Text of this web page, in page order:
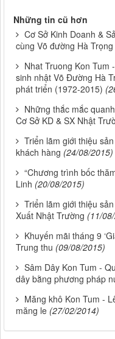
Những tin cũ hơn
Cơ Sở Kinh Doanh &
cùng Võ đường Hà
Nhat Truong Kon
sinh nhật Võ Đường Hà
phát triển (1972-2015)
Những thắc mắc
Cơ Sở KD & SX Nhật
Triển lãm giới thiệu
khách hàng (24/08/2015)
“Chương trình bốc
Linh (20/08/2015)
Triển lãm giới thiệu
Xuất Nhật Trường (11/
Khuyến mãi tháng 9
Trung thu (09/08/2015)
Sâm Dây Kon Tum -
dây bằng phương pháp
Măng khô Kon Tum -
măng le (27/02/2014)